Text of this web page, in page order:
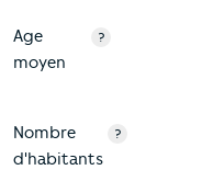
Age
moyen
?
Nombre
d'habitants
?